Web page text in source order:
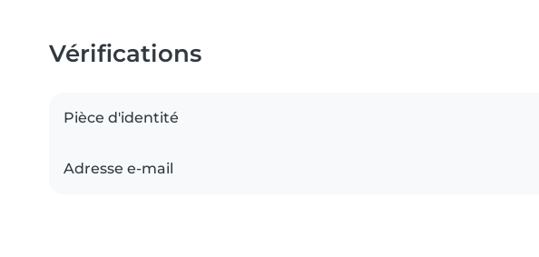
Vérifications
Pièce d'identité
Adresse e-mail